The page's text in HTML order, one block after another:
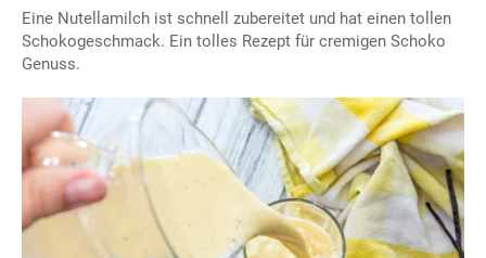
Eine Nutellamilch ist schnell zubereitet und hat einen tollen
Schokogeschmack. Ein tolles Rezept für cremigen Schoko
Genuss.